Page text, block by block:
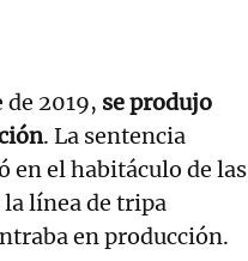
de 2019, se produjo
. La sentencia
en el habitáculo de las
la línea de tripa
en producción.